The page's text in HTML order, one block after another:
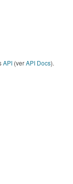
API (verAPI Docs).